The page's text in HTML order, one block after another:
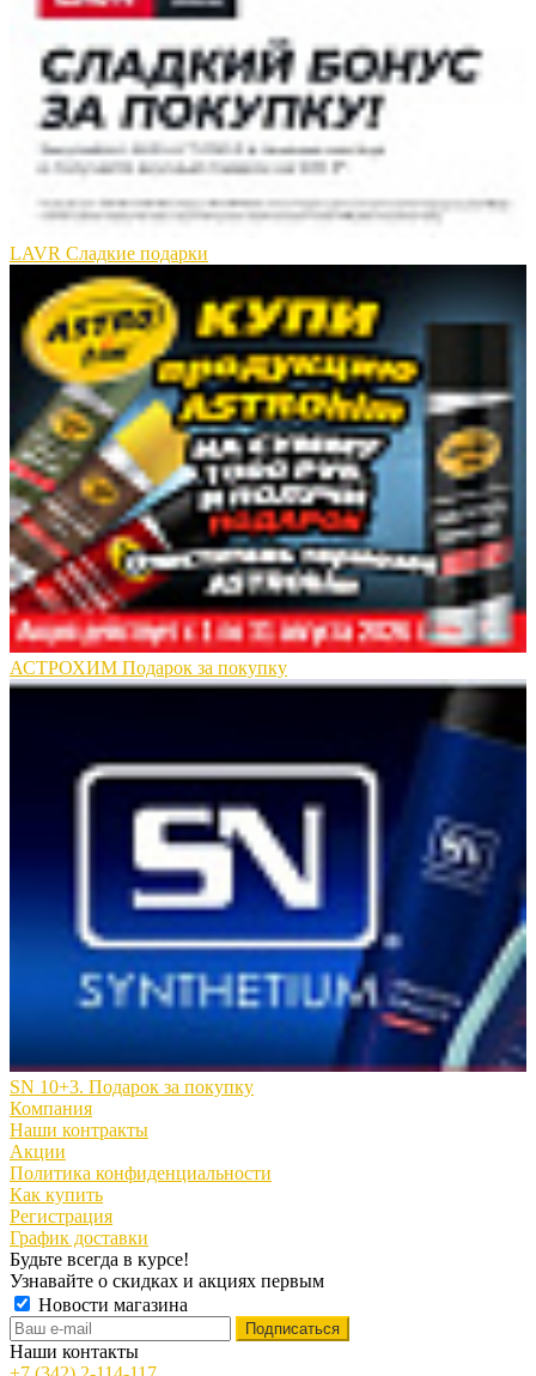
LAVR Сладкие подарки
АСТРОХИМ Подарок за покупку
SN 10+3. Подарок за покупку
Компания
Наши контракты
Акции
Политика конфиденциальности
Как купить
Регистрация
График доставки
Будьте всегда в курсе!
Узнавайте о скидках и акциях первым
Новости магазина
Наши контакты